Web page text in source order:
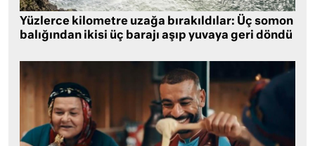
Yüzlerce kilometre uzağa bırakıldılar: Üç somon
balığından ikisi üç barajı aşıp yuvaya geri döndü